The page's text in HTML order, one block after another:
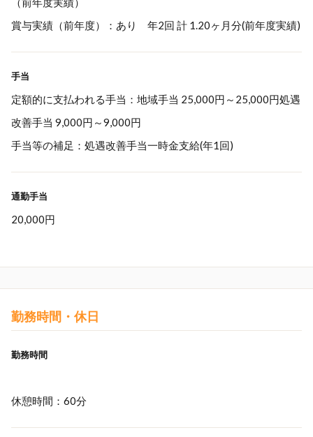
賞与実績（前年度）：あり 年2回 計 1.20ヶ月分(前年度実績)
手当
定額的に支払われる手当：地域手当 25,000円～25,000円処遇
改善手当 9,000円～9,000円
手当等の補足：処遇改善手当一時金支給(年1回)
通勤手当
20,000円
勤務時間・休日
勤務時間
休憩時間：60分